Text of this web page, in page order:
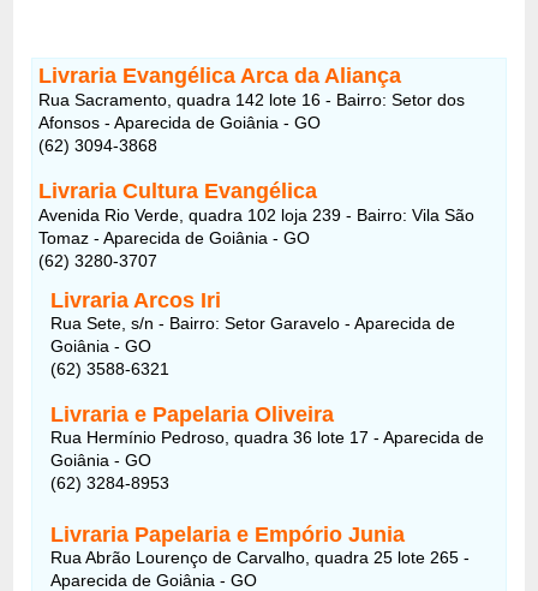
Livraria Evangélica Arca da Aliança
Rua Sacramento, quadra 142 lote 16 - Bairro: Setor dos
Afonsos - Aparecida de Goiânia - GO
(62) 3094-3868
Livraria Cultura Evangélica
Avenida Rio Verde, quadra 102 loja 239 - Bairro: Vila São
Tomaz - Aparecida de Goiânia - GO
(62) 3280-3707
Livraria Arcos Iri
Rua Sete, s/n - Bairro: Setor Garavelo - Aparecida de
Goiânia - GO
(62) 3588-6321
Livraria e Papelaria Oliveira
Rua Hermínio Pedroso, quadra 36 lote 17 - Aparecida de
Goiânia - GO
(62) 3284-8953
Livraria Papelaria e Empório Junia
Rua Abrão Lourenço de Carvalho, quadra 25 lote 265 -
Aparecida de Goiânia - GO